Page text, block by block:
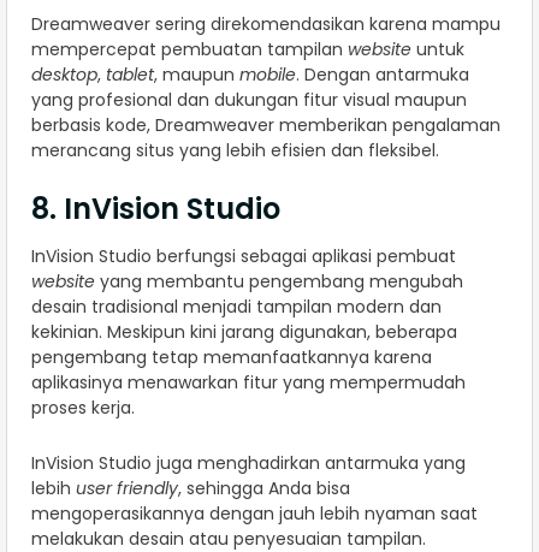
Dreamweaver sering direkomendasikan karena mampu
mempercepat pembuatan tampilan website untuk
desktop, tablet, maupun mobile. Dengan antarmuka
yang profesional dan dukungan fitur visual maupun
berbasis kode, Dreamweaver memberikan pengalaman
merancang situs yang lebih efisien dan fleksibel.
8. InVision Studio
InVision Studio berfungsi sebagai aplikasi pembuat
website yang membantu pengembang mengubah
desain tradisional menjadi tampilan modern dan
kekinian. Meskipun kini jarang digunakan, beberapa
pengembang tetap memanfaatkannya karena
aplikasinya menawarkan fitur yang mempermudah
proses kerja.
InVision Studio juga menghadirkan antarmuka yang
lebih user friendly, sehingga Anda bisa
mengoperasikannya dengan jauh lebih nyaman saat
melakukan desain atau penyesuaian tampilan.